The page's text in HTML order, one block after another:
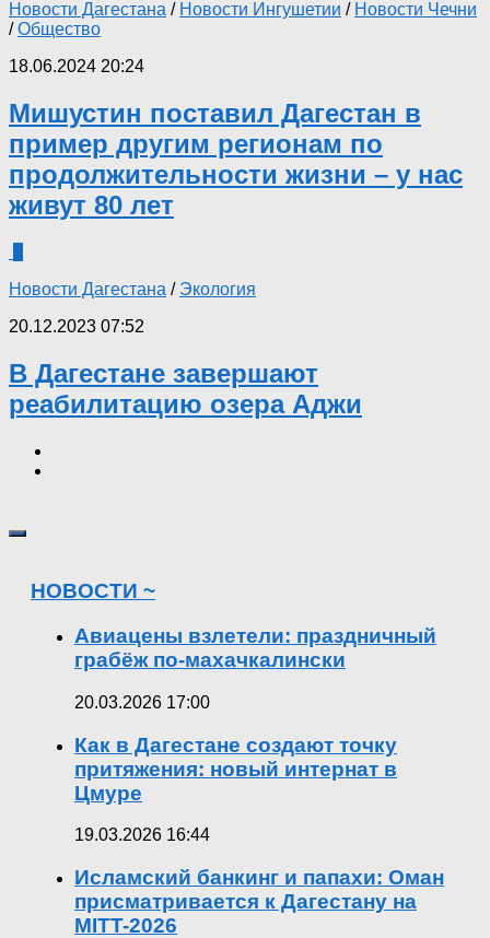
Новости Дагестана / Новости Ингушетии / Новости Чечни
/Общество
18.06.2024 20:24
Мишустин поставил Дагестан в
пример другим регионам по
продолжительности жизни – у нас
живут 80 лет
Новости Дагестана / Экология
20.12.2023 07:52
В Дагестане завершают
реабилитацию озера Аджи
НОВОСТИ ~
Авиацены взлетели: праздничный
грабёж по-махачкалински
20.03.2026 17:00
Как в Дагестане создают точку
притяжения: новый интернат в
Цмуре
19.03.2026 16:44
Исламский банкинг и папахи: Оман
присматривается к Дагестану на
MITT-2026